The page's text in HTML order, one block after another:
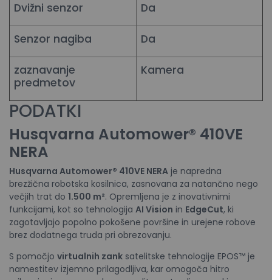
Dvižni senzor Da
Senzor nagiba Da
zaznavanje
predmetov
Kamera
PODATKI
Husqvarna Automower® 410VE
NERA
Husqvarna Automower® 410VE NERA je napredna
brezžična robotska kosilnica, zasnovana za natančno nego
večjih trat do 1.500 m². Opremljena je z inovativnimi
funkcijami, kot so tehnologija AI Vision in EdgeCut, ki
zagotavljajo popolno pokošene površine in urejene robove
brez dodatnega truda pri obrezovanju.
S pomočjo virtualnih zank satelitske tehnologije EPOS™ je
namestitev izjemno prilagodljiva, kar omogoča hitro